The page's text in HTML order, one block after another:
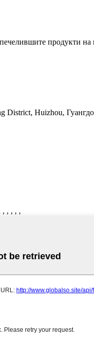
продукти
District, Huizhou,
, , , , ,